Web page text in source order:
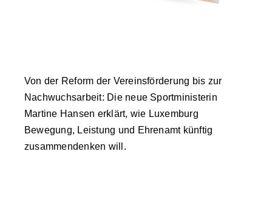
Von der Reform der Vereinsförderung bis zur
Nachwuchsarbeit: Die neue Sportministerin
Martine Hansen erklärt, wie Luxemburg
Bewegung, Leistung und Ehrenamt künftig
zusammendenken will.